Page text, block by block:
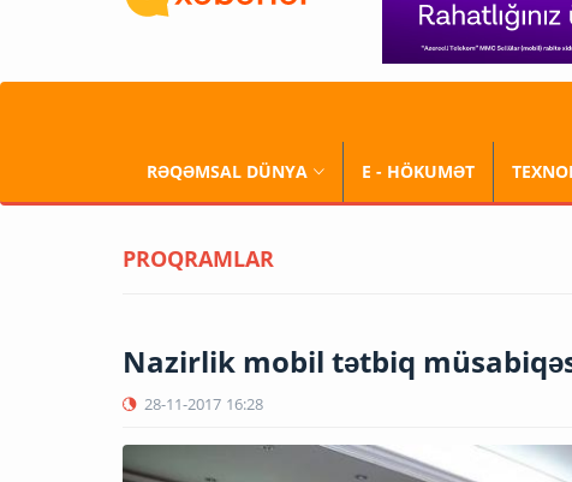
RƏQƏMSAL DÜNYA E - HÖKUMƏT
PROQRAMLAR
Nazirlik mobil tətbiq
28-11-2017 16:28